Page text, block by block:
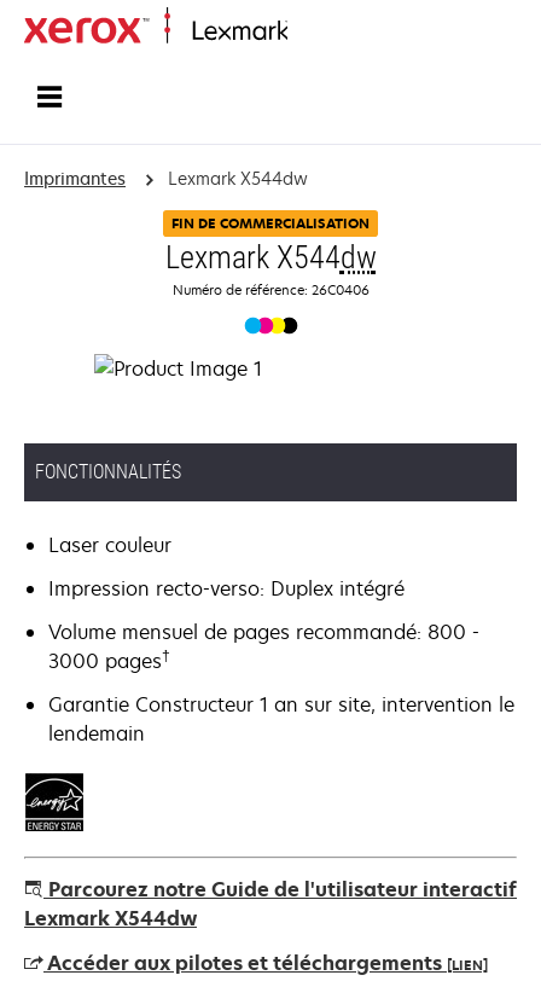
Imprimantes Lexmark X544dw
FIN DE COMMERCIALISATION
Lexmark X544dw
Numéro de référence: 26C0406
FONCTIONNALITÉS
Laser couleur
Impression recto-verso: Duplex intégré
Volume mensuel de pages recommandé: 800 -
3000 pages†
Garantie Constructeur 1 an sur site, intervention le
lendemain
Parcourez notre Guide de l'utilisateur interactif
Lexmark X544dw
Accéder aux pilotes et téléchargements [LIEN]